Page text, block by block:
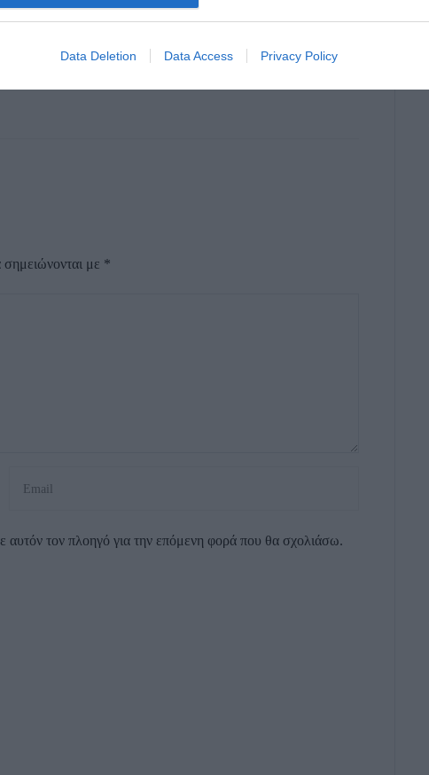
Data Deletion Data Access Privacy Policy
με *
τον πλοηγό για την επόμενη φορά που θα σχολιάσω.